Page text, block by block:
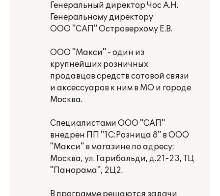
Генеральный директор Чос А.Н.
Генеральному директору
ООО "САП" Островерхому Е.В.
ООО "Макси" - один из
крупнейших розничных
продавцов средств сотовой связи
и аксессуаров к ним в МО и городе
Москва.
Специалистами ООО "САП"
внедрен ПП "1С:Розница 8" в ООО
"Макси" в магазине по адресу:
Москва, ул. Гарибальди, д.21-23, ТЦ
"Панорама", 2Ц2.
В программе решаются задачи